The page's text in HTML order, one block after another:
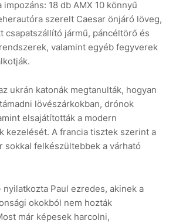
impozáns: 18 db AMX 10 könnyű
szerelt Caesar önjáró löveg,
csapatszállító jármű, páncéltörő és
valamint egyéb fegyverek
ukrán katonák megtanulták, hogyan
lövészárkokban, drónok
elsajátították a modern
kezelését. A francia tisztek szerint a
sokkal felkészültebbek a várható
nyilatkozta Paul ezredes, akinek a
okokból nem hozták
már képesek harcolni,